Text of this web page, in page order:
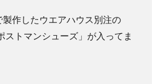
作したウエアハウス別注の
ストマンシューズ」が入ってま